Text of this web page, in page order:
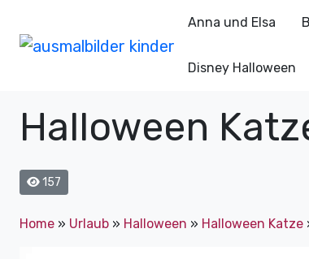
Anna und Elsa
Disney Halloween
Halloween
157
Home » Urlaub » Halloween » Halloween Katze